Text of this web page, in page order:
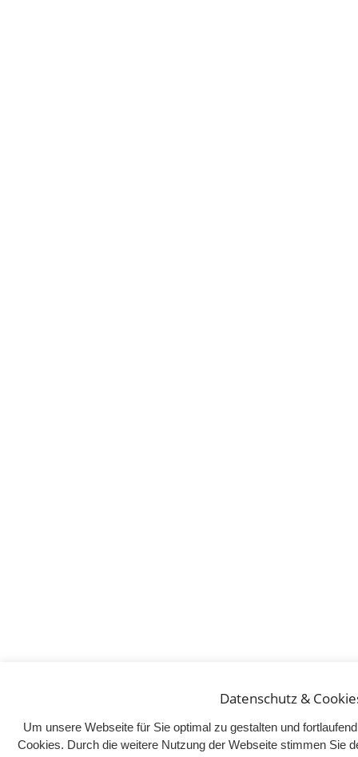
Datenschutz &
Um unsere Webseite für Sie optimal zu gestalten und
Cookies. Durch die weitere Nutzung der Webseite stimmen Sie